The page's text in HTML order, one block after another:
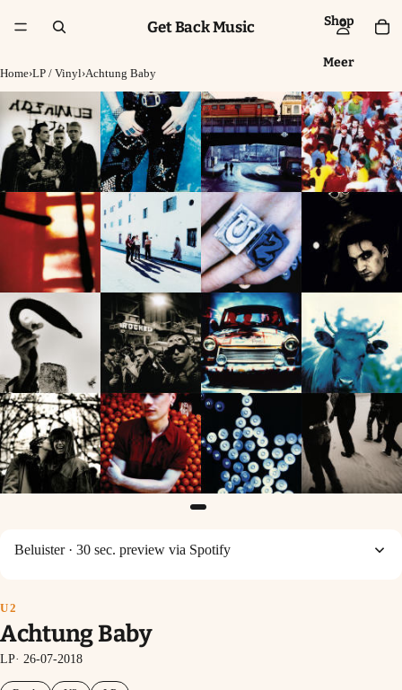
Shop
Meer
Get Back Music
Home›LP / Vinyl›Achtung Baby
Beluister · 30 sec. preview via Spotify
U2
Achtung Baby
LP· 26-07-2018